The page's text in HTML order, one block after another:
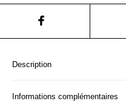
Description
Informations complémentaires